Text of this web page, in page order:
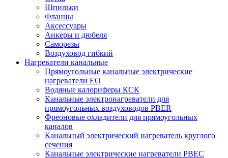
Шпильки
Фланцы
Аксессуары
Анкеры и дюбеля
Саморезы
Воздуховод гибкий
Нагреватели канальные
Прямоугольные канальные электрические
нагреватели EO
Водяные калориферы КСК
Канальные электронагреватели для
прямоугольных воздуховодов PBER
Фреоновые охладители для прямоугольных
каналов
Канальный электрический нагреватель круглого
сечения
Канальные электрические нагреватели PBEC